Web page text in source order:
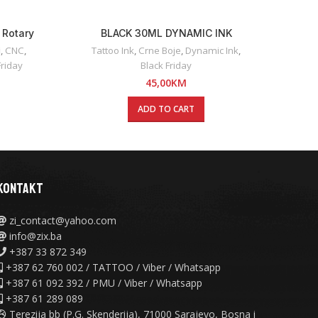
, CNC,
BLACK 30ML DYNAMIC INK
Tattoo Ink, Crne Boje, Dynamic Ink,
Black Friday
45,00KM
ADD TO CART
zi_contact@yahoo.com
info@zix.ba
+387 33 872 349
+387 62 760 002 / TATTOO / Viber / Whatsapp
+387 61 092 392 / PMU / Viber / Whatsapp
+387 61 289 089
Terezija bb (P.G. Skenderija), 71000 Sarajevo, Bosna i